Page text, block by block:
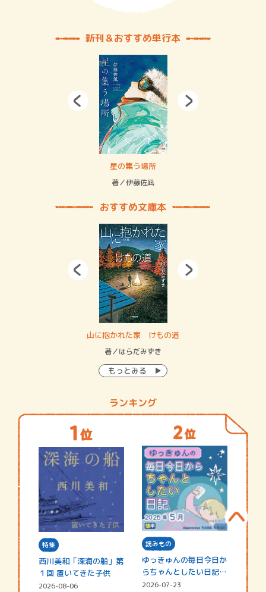
新刊＆おすすめ単行本
星の集う場所
著／伊藤佐凪
おすすめ文庫本
山に抱かれた家 けもの道
著／はらだみずき
もっとみる
ランキング
特集
西川美和「深海の船」第
１回 置いてきた子供
2026-08-06
読みもの
ゆっきゅんの毎日今日か
らちゃんとしたい日記
☆202…
2026-07-23